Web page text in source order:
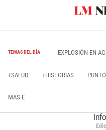
TEMAS DEL DÍA EXPLOSIÓN EN
+SALUD +HISTORIAS
MAS E